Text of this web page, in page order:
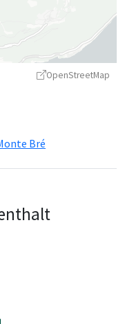
OpenStreetMap
Bré